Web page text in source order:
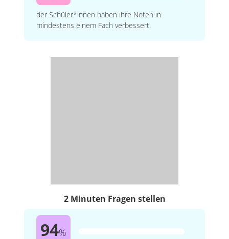
der Schüler*innen haben ihre Noten in
mindestens einem Fach verbessert.
2 Minuten Fragen stellen
94%